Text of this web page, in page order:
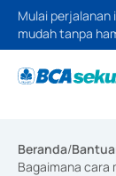
Mulai perjalanan
mudah tanpa
Beranda/
Bagaimana cara